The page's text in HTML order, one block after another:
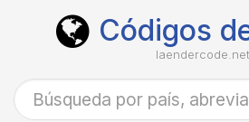
Códigos
laendercode.net